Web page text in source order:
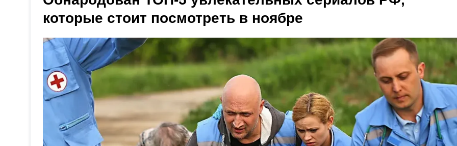
которые стоит посмотреть в ноябре